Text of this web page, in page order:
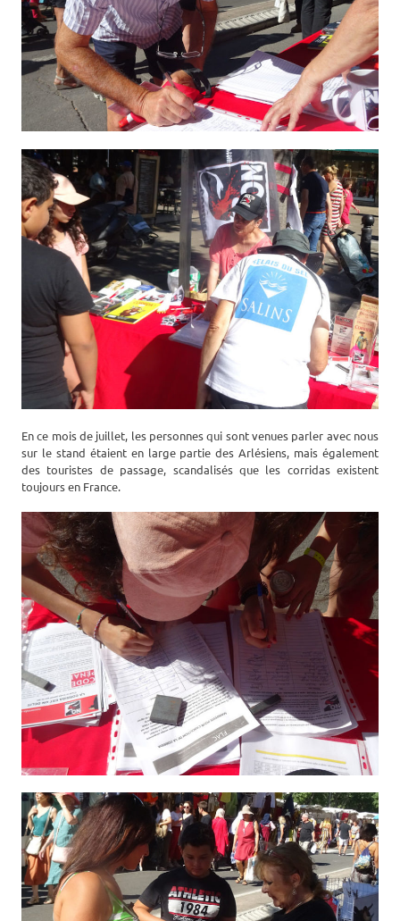
En ce mois de juillet, les personnes qui sont venues parler avec nous
sur le stand étaient en large partie des Arlésiens, mais également
des touristes de passage, scandalisés que les corridas existent
toujours en France.